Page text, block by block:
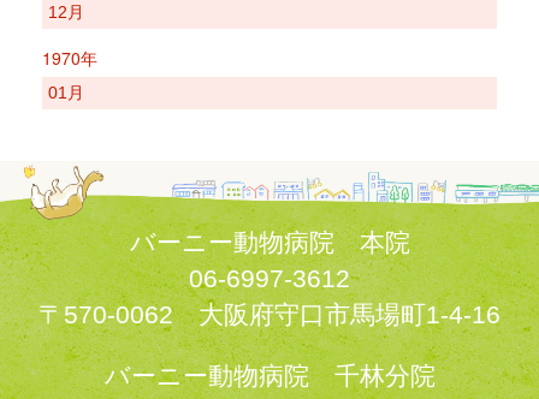
12月
1970年
01月
バーニー動物病院 本院
06-6997-3612
〒570-0062 大阪府守口市馬場町1-4-16
バーニー動物病院 千林分院